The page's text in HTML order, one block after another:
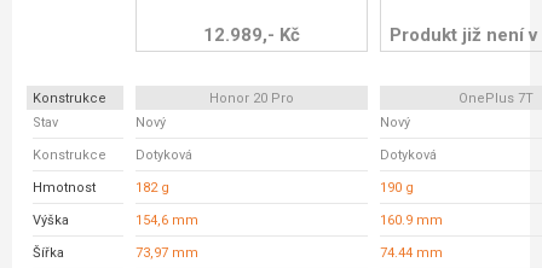
12.989,- Kč Produkt již není
Konstrukce Honor 20 Pro
OnePlus 7T
Stav
Nový Nový
Konstrukce Dotyková Dotyková
Hmotnost 182 g 190 g
Výška 154,6 mm 160.9 mm
Šířka 73,97 mm 74.44 mm